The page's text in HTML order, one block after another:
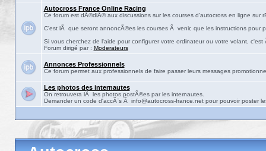
Autocross France Online Racing
Ce forum est dÃ©diÃ© aux discussions sur les courses d'autocross en ligne sur
C'est lÃ que seront annoncÃ©es les courses Ã venir, que les instructions pour
Si vous cherchez de l'aide pour configurer votre ordinateur ou votre volant, c'est
Forum dirigé par : Moderateurs
Annonces Professionnels
Ce forum permet aux professionnels de faire passer leurs messages
Les photos des internautes
On retrouvera lÃ les photos postÃ©es par les internautes.
Demander un code d'accÃ¨s Ã info@autocross-france.net pour pouvoir poster